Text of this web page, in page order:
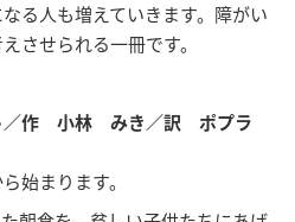
る人も増えていきます。障がい
させられる一冊です。
／作 小林 みき／訳 ポプラ
始まります。